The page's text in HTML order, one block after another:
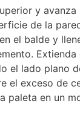
y avanza
de la
el balde y
Extienda
el lado plano
el exceso de
paleta en un